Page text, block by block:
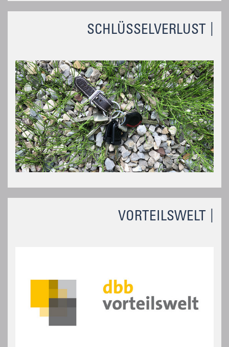
SCHLÜSSELVERLUST
VORTEILSWELT